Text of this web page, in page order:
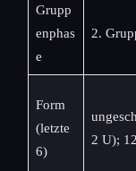
Grupp
enphas
e
2.
Form
(letzte
6)
2 U);